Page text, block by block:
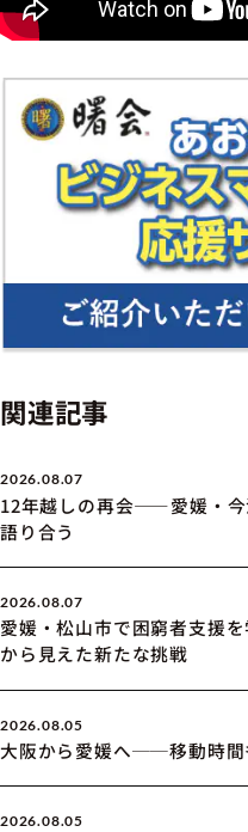
関連記事
2026.08.07
12年越しの再会――愛媛・今
語り合う
2026.08.07
愛媛・松山市で困窮者支援
から見えた新たな挑戦
2026.08.05
大阪から愛媛へ──移動時間
2026.08.05